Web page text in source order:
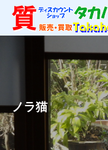
ノラ猫